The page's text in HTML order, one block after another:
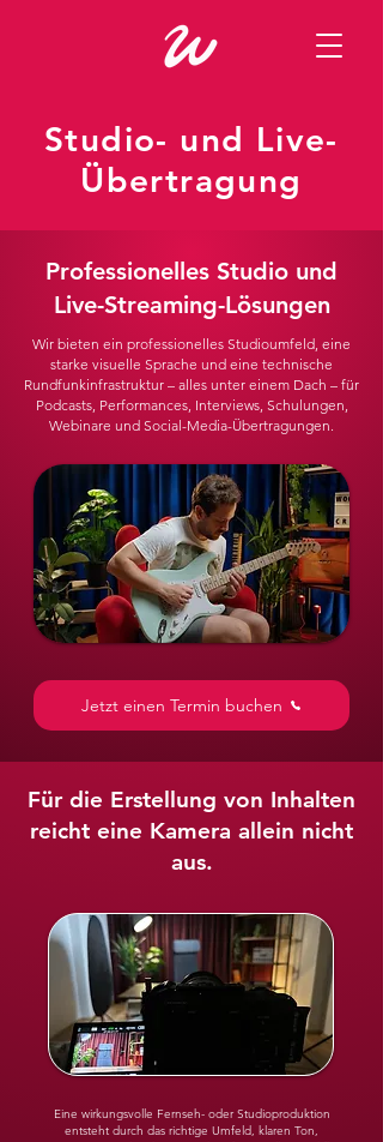
Studio- und Live-
Übertragung
Professionelles Studio und
Live-Streaming-Lösungen
Wir bieten ein professionelles Studioumfeld, eine
starke visuelle Sprache und eine technische
Rundfunkinfrastruktur – alles unter einem Dach – für
Podcasts, Performances, Interviews, Schulungen,
Webinare und Social-Media-Übertragungen.
Jetzt einen Termin buchen
Für die Erstellung von Inhalten
reicht eine Kamera allein nicht
aus.
Eine wirkungsvolle Fernseh- oder Studioproduktion
entsteht durch das richtige Umfeld, klaren Ton,